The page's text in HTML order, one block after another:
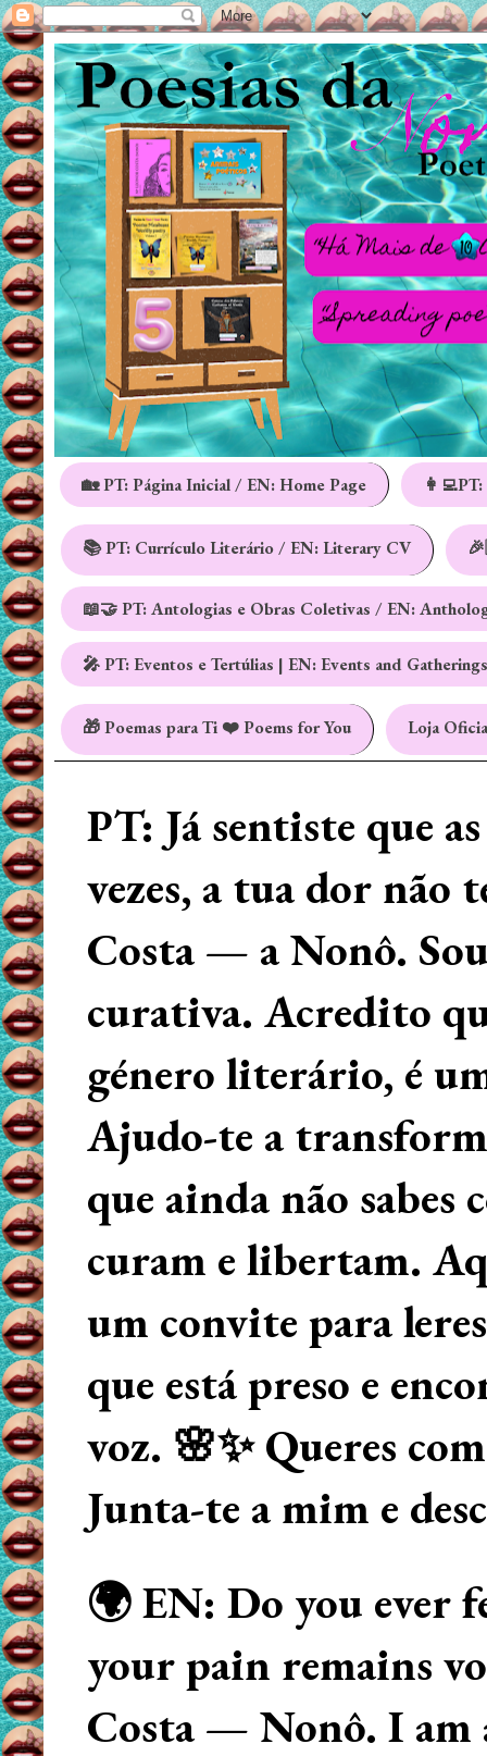
🏡 PT: Página Inicial / EN: Home Page
📚 PT: Currículo Literário / EN: Literary CV
📖🤝 PT: Antologias e Obras Coletivas / EN:
🎤 PT: Eventos e Tertúlias | EN: Events and Gatherings
🎁 Poemas para Ti ❤️ Poems for You Loja
PT: Já sentiste que
vezes, a tua dor não
Costa — a Nonô.
curativa. Acredito
género literário, é
Ajudo-te a
que ainda não
curam e libertam.
um convite para
que está preso e
voz. 🌸✨ Queres
Junta-te a mim e
🌍 EN: Do you ever
your pain remains
Costa — Nonô. I am